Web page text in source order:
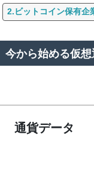
2.ビットコイン保有企
今から始める仮
通貨データ